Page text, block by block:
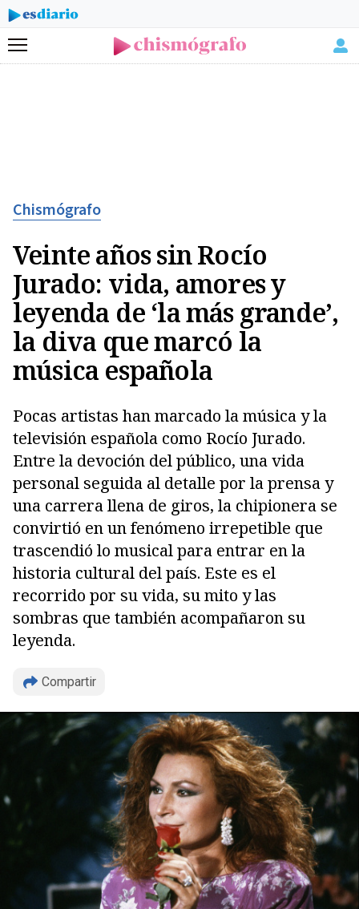
Menú
Chismógrafo
Veinte años sin Rocío
Jurado: vida, amores y
leyenda de ‘la más grande’,
la diva que marcó la
música española
Pocas artistas han marcado la música y la
televisión española como Rocío Jurado.
Entre la devoción del público, una vida
personal seguida al detalle por la prensa y
una carrera llena de giros, la chipionera se
convirtió en un fenómeno irrepetible que
trascendió lo musical para entrar en la
historia cultural del país. Este es el
recorrido por su vida, su mito y las
sombras que también acompañaron su
leyenda.
Compartir